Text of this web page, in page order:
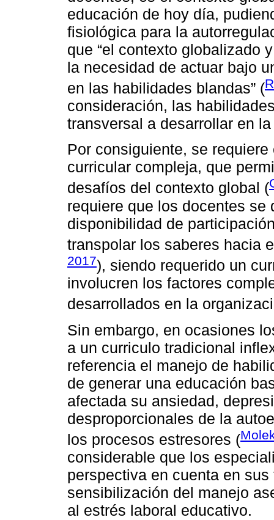
educación de hoy día,
fisiológica para la
que “el contexto globalizado
la necesidad de actuar bajo
en las habilidades blandas” (
consideración, las
transversal a desarrollar en
Por consiguiente, se
curricular compleja, que
desafíos del contexto global (
requiere que los docentes se
disponibilidad de
transpolar los saberes hacia
2017), siendo requerido un
involucren los factores
desarrollados en la
Sin embargo, en ocasiones
a un curriculo tradicional
referencia el manejo de
de generar una educación
afectada su ansiedad,
desproporcionales de la
los procesos estresores (
considerable que los
perspectiva en cuenta en
sensibilización del manejo
al estrés laboral educativo.